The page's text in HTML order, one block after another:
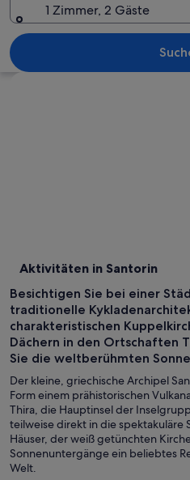
1 Zimmer, 2 Gäste
Aktivitäten in Santorin
Besichtigen Sie bei einer
traditionelle
charakteristischen
Dächern in den Ortschaften
Sie die weltberühmten
Der kleine, griechische Archipel
Form einem prähistorischen
Thira, die Hauptinsel der
teilweise direkt in die spektakuläre
Häuser, der weiß getünchten
Sonnenuntergänge ein beliebtes
Welt.